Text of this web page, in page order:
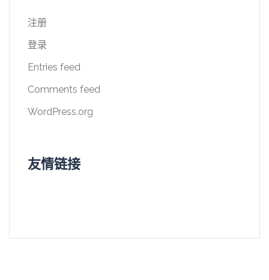
注册
登录
Entries feed
Comments feed
WordPress.org
友情链接